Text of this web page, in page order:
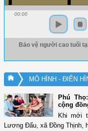
00:00
Bảo vệ người cao tuổi
MÔ HÌNH - ĐIỂN
Phú
cộng
Khi mới
Lương Đẩu, xã Đồng Thịnh,